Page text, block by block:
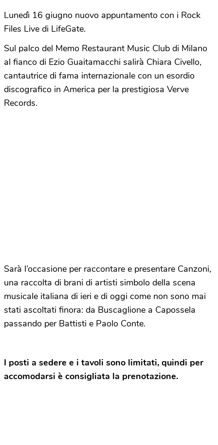
Lunedì 16 giugno nuovo appuntamento con i Rock
Files Live di LifeGate.
Sul palco del Memo Restaurant Music Club di Milano
al fianco di Ezio Guaitamacchi salirà Chiara Civello,
cantautrice di fama internazionale con un esordio
discografico in America per la prestigiosa Verve
Records.
Sarà l’occasione per raccontare e presentare Canzoni,
una raccolta di brani di artisti simbolo della scena
musicale italiana di ieri e di oggi come non sono mai
stati ascoltati finora: da Buscaglione a Capossela
passando per Battisti e Paolo Conte.
I posti a sedere e i tavoli sono limitati, quindi per
accomodarsi è consigliata la prenotazione.